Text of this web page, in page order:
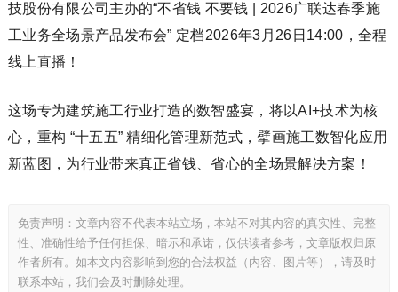
技股份有限公司主办的“不省钱 不要钱 | 2026广联达春季施
工业务全场景产品发布会” 定档2026年3月26日14:00，全程
线上直播！
这场专为建筑施工行业打造的数智盛宴，将以AI+技术为核
心，重构 “十五五” 精细化管理新范式，擘画施工数智化应用
新蓝图，为行业带来真正省钱、省心的全场景解决方案！
免责声明：文章内容不代表本站立场，本站不对其内容的真实性、完整
性、准确性给予任何担保、暗示和承诺，仅供读者参考，文章版权归原
作者所有。如本文内容影响到您的合法权益（内容、图片等），请及时
联系本站，我们会及时删除处理。